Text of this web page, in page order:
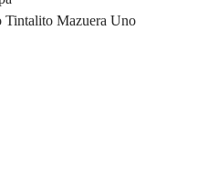
Tintalito Mazuera Uno